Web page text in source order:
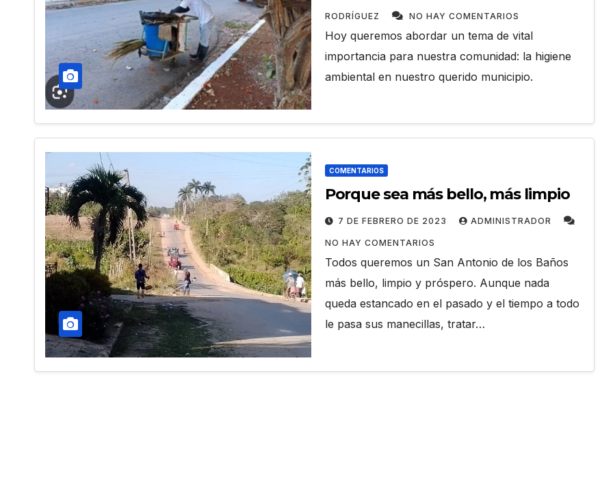
RODRÍGUEZ NO HAY COMENTARIOS
Hoy queremos abordar un tema de vital
importancia para nuestra comunidad: la higiene
ambiental en nuestro querido municipio.
COMENTARIOS
Porque sea más bello, más limpio
7 DE FEBRERO DE 2023 ADMINISTRADOR
NO HAY COMENTARIOS
Todos queremos un San Antonio de los Baños
más bello, limpio y próspero. Aunque nada
queda estancado en el pasado y el tiempo a todo
le pasa sus manecillas, tratar…